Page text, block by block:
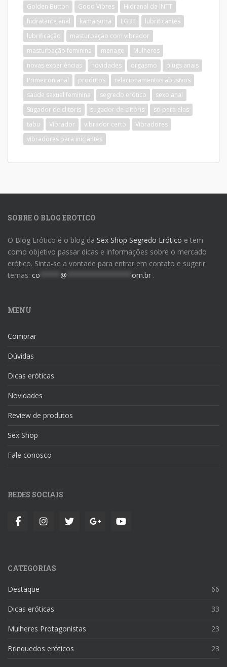
Golden Button
Good Vibres
Hidranal da INTT
hidratante anal
kama sutra LGBT
lubrificantes
lubrificação
masturbação com vibrador
masturbação feminina
menage
Mulheres
novas experiências
novidades orgasmo
plugs anais
Primeiron anal
produtos
relacionamentos abusivos
saúde sexual feminina
segredo erótico
sexo anal
Sugador de clitoris
sugador de clitóris
só para elas
tabu
Vibrador vibrador certo
Vibradores
vibradores para iniciantes
SOBRE O BLOG ERÓTICO
O Blog Erótico é o blog da Sex Shop Segredo Erótico e tem
como objetivo passar dicas e informações sobre o mercado
erótico. Sinta-se a vontade para entrar em contato e sugerir
temas: co @ om.br .
MENU
Comprar
Dúvidas
Dicas eróticas
Novidades
Review de produtos
Sex Shop
Fale conosco
REDES SOCIAIS
CATEGORIAS
Destaque 66
Dicas eróticas 33
Mulheres Protagonistas 23
Brinquedos eróticos 23